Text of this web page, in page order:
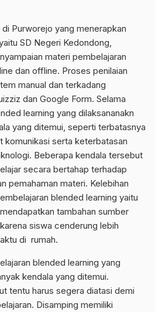
Purworejo yang menerapkan
SD Negeri Kedondong,
materi pembelajaran
dan offline. Proses penilaian
manual dan terkadang
dan Google Form. Selama
learning yang dilaksananakn
yang ditemui, seperti terbatasnya
komunikasi serta keterbatasan
Beberapa kendala tersebut
secara bertahap terhadap
pemahaman materi. Kelebihan
blended learning yaitu
tambahan sumber
karena siswa cenderung lebih
di rumah.
blended learning yang
kendala yang ditemui.
tentu harus segera diatasi demi
Disamping memiliki